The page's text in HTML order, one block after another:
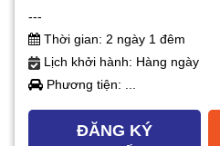
---
Thời gian: 2 ngày 1 đêm
Lịch khởi hành: Hàng ngày
Phương tiện: ...
ĐĂNG KÝ